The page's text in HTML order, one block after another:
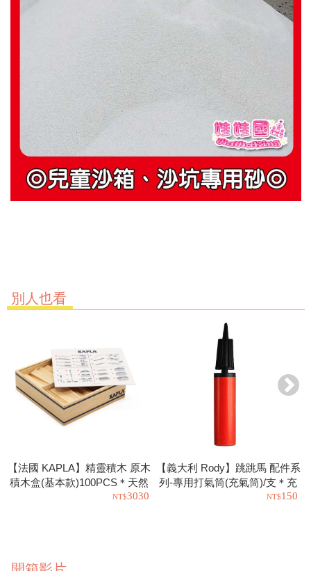
別人也看
【法國 KAPLA】精靈積木 原木
積木盒(基本款)100PCS＊天然
松木益智操作幼教積木3030
【義大利 Rody】跳跳馬 配件系
列-專用打氣筒(充氣筒)/支＊充
氣工具.充氣球.玩具也可以使用
150